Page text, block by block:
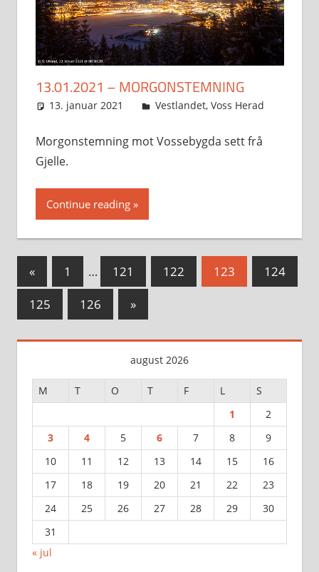
13.01.2021 – MORGONSTEMNING
13. januar 2021 Svein
Vestlandet, Voss Herad
Morgonstemning mot Vossebygda sett frå
Gjelle.
Continue reading
Sidepaginering
«Previous
Posts
1 … 121 122 123
124
125
126
Next
Posts
»
august 2026
M T O T F L
S
1
2
3
4 5 6 7 8
9
10
11 12 13 14 15
16
17
18 19 20 21 22
23
24
25 26 27 28 29
30
31
« jul